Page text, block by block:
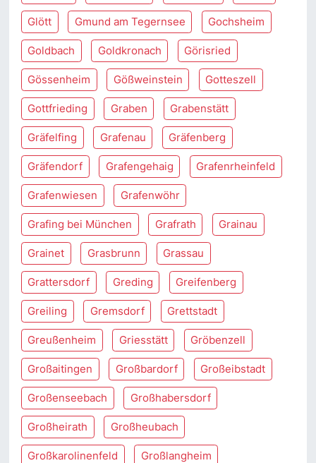
Glött Gmund am Tegernsee Gochsheim
Goldbach Goldkronach Görisried
Gössenheim Gößweinstein Gotteszell
Gottfrieding Graben Grabenstätt
Gräfelfing Grafenau Gräfenberg
Gräfendorf Grafengehaig Grafenrheinfeld
Grafenwiesen Grafenwöhr
Grafing bei München Grafrath Grainau
Grainet Grasbrunn Grassau
Grattersdorf Greding Greifenberg
Greiling Gremsdorf Grettstadt
Greußenheim Griesstätt Gröbenzell
Großaitingen Großbardorf Großeibstadt
Großenseebach Großhabersdorf
Großheirath Großheubach
Großkarolinenfeld Großlangheim